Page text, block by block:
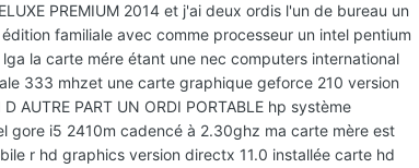
PREMIUM 2014 et j'ai deux ordis l'un de bureau un
familiale avec comme processeur un intel pentium
la carte mére étant une nec computers international
333 mhzet une carte graphique geforce 210 version
AUTRE PART UN ORDI PORTABLE hp système
gore i5 2410m cadencé à 2.30ghz ma carte mère est
r hd graphics version directx 11.0 installée carte hd